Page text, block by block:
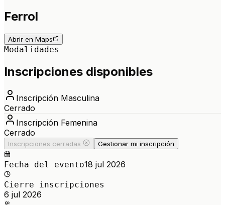
Ferrol
Abrir en Maps
Modalidades
Inscripciones disponibles
Inscripción Masculina
Cerrado
Inscripción Femenina
Cerrado
Inscripciones cerradas Gestionar mi inscripción
Fecha del evento18 jul 2026
Cierre inscripciones
6 jul 2026